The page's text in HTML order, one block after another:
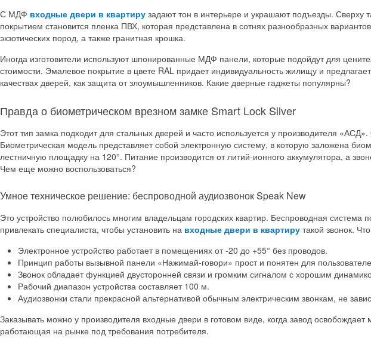
С МДФ входные двери в квартиру задают тон в интерьере и украшают подъезды. Сверху
покрытием становится пленка ПВХ, которая представлена в сотнях разнообразных
экзотических пород, а также гранитная крошка.
Иногда изготовители используют шпонированные МДФ панели, которые подойдут для
стоимости. Эмалевое покрытие в цвете RAL придает индивидуальность жилищу и
качествах дверей, как защита от злоумышленников. Какие дверные гаджеты популярны?
Правда о биометрическом врезном замке Smart Lock Silver
Этот тип замка подходит для стальных дверей и часто используется у производителя
Биометрическая модель представляет собой электронную систему, в которую заложена
лестничную площадку на 120°. Питание производится от литий-ионного аккумулятора, а
Чем еще можно воспользоваться?
Умное техническое решение: беспроводной аудиозвонок Speak New
Это устройство полюбилось многим владельцам городских квартир. Беспроводная
привлекать специалиста, чтобы установить на входные двери в квартиру такой звонок.
Электронное устройство работает в помещениях от -20 до +55° без проводов.
Принцип работы вызывной панели «Нажимай-говори» прост и понятен для
Звонок обладает функцией двусторонней связи и громким сигналом с хорошим
Рабочий диапазон устройства составляет 100 м.
Аудиозвонки стали прекрасной альтернативой обычным электрическим звонкам, не
Заказывать можно у производителя входные двери в готовом виде, когда завод
работающая на рынке под требования потребителя.